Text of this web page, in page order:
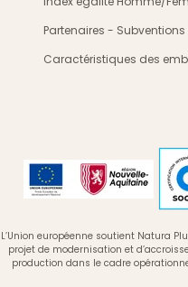
Partenaires - Subventions
Caractéristiques des
L’Union européenne soutient Natura
projet de modernisation et
production dans le cadre